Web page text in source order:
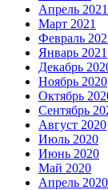
Апрель 2021
Март 2021
Февраль
Январь 2021
Декабрь
Ноябрь 2020
Октябрь
Сентябрь
Август 2020
Июль 2020
Июнь 2020
Май 2020
Апрель 2020